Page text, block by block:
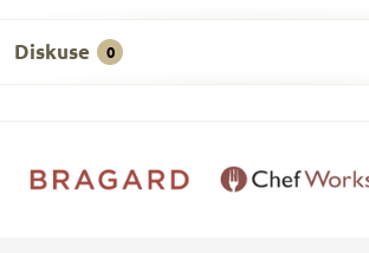
Diskuse 0